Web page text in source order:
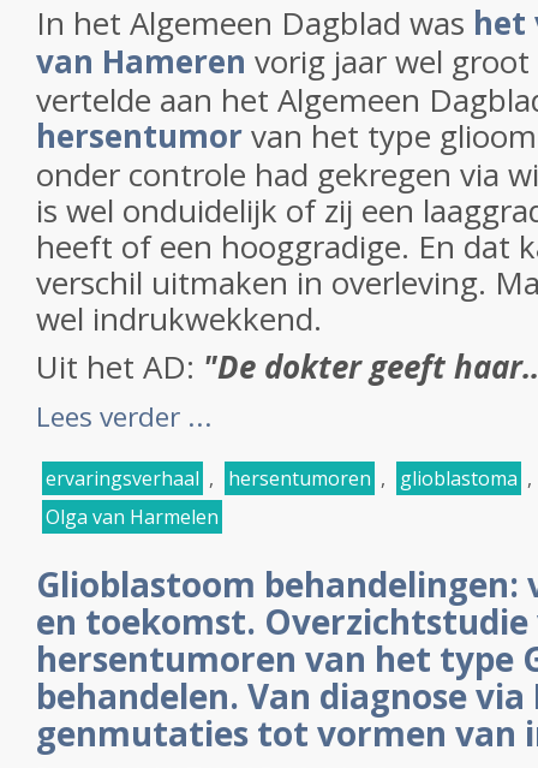
In het Algemeen Dagblad was het
van Hameren vorig jaar wel
vertelde aan het Algemeen
hersentumorvan het type
onder controle had gekregen via
is wel onduidelijk of zij een
heeft of een hooggradige. En dat
verschil uitmaken in overleving.
wel indrukwekkend.
Uit het AD: "De dokter geeft
Lees verder ...
ervaringsverhaal , hersentumoren , glioblastoma ,
Olga van Harmelen
Glioblastoom behandelingen:
en toekomst. Overzichtstudie
hersentumoren van het type
behandelen. Van diagnose via
genmutaties tot vormen van